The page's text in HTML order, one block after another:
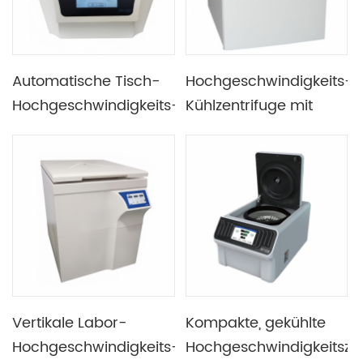
Automatische Tisch-
Hochgeschwindigkeits-
luftdichtem Rotor
Hochgeschwindigkeits-
Kühlzentrifuge mit
25.000 U/min
Vertikale Labor-
Hochgeschwindigkeits-
Kompakte, gekühlte